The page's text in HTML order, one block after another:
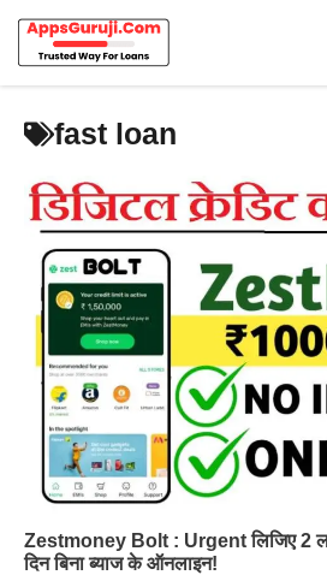
content
fast loan
Zestmoney Bolt : Urgent लिजिए 2
दिन बिना ब्याज के ऑनलाइन!